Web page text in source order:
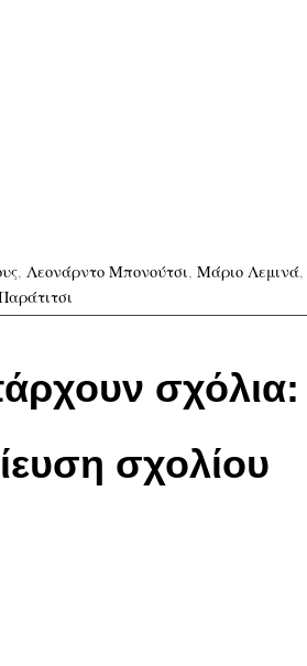
, Λεονάρντο Μπονούτσι, Μάριο Λεμινά,
σχόλια:
σχολίου